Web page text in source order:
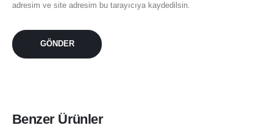
adresim ve site adresim bu tarayıcıya kaydedilsin.
Benzer Ürünler